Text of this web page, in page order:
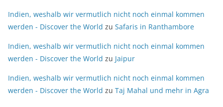
Indien, weshalb wir vermutlich nicht noch einmal kommen
werden - Discover the World zu Safaris in Ranthambore
Indien, weshalb wir vermutlich nicht noch einmal kommen
werden - Discover the World zu Jaipur
Indien, weshalb wir vermutlich nicht noch einmal kommen
werden - Discover the World zu Taj Mahal und mehr in Agra